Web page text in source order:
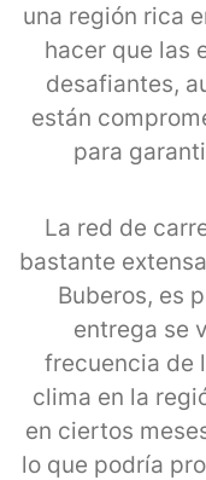
una región rica
hacer que las
desafiantes,
están
para
La red de
bastante
Buberos, es
entrega se
frecuencia de
clima en la
en ciertos
lo que podría